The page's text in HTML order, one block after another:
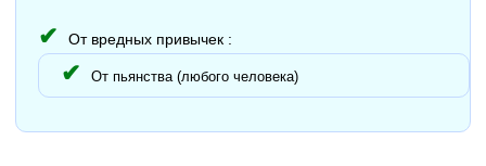
От вредных привычек :
От пьянства (любого человека)